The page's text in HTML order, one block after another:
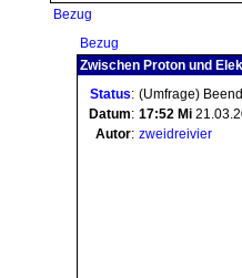
Bezug
Bezug
Zwischen Proton und
Status: (Umfrage)
Datum: 17:52 Mi
Autor: zweidreivier